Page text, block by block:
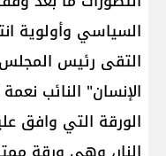
السياسي وأولوية
التقى رئيس
الإنسان" النائب
الورقة التي وافق